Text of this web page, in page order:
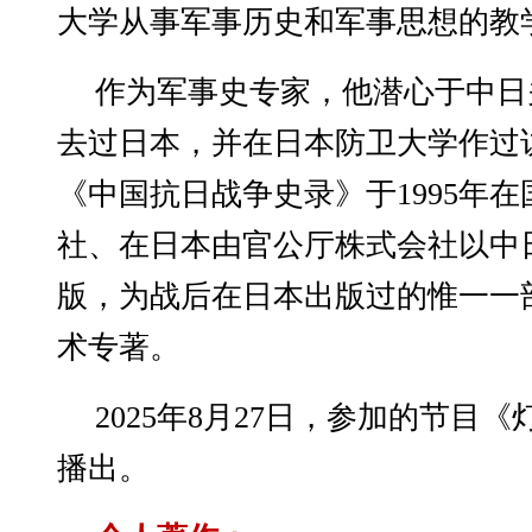
大学从事军事历史和军事思想的教
作为军事史专家，他潜心于中
去过日本，并在日本防卫大学作
《中国抗日战争史录》于1995年
社、在日本由官公厅株式会社以中
版，为战后在日本出版过的惟一
术专著。
2025年8月27日，参加的节目《
播出。